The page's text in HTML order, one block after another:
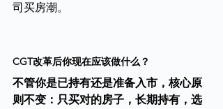
司买房潮。
CGT改革后你现在应该做什么？
不管你是已持有还是准备入市，核心原
则不变：只买对的房子，长期持有，选